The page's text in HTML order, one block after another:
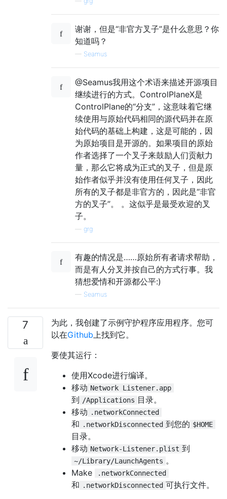
谢谢，但是“非官方叉子”是什么意思？你
知道吗？
— Seamus
@Seamus我用这个术语来描述开源项目
继续进行的方式。ControlPlaneX是
ControlPlane的“分支”，这意味着它继
续使用与原始代码相同的源代码并在原
始代码的基础上构建，这是可能的，因
为原始项目是开源的。如果项目的原始
作者选择了一个叉子来鼓励人们贡献力
量，那么它将成为正式的叉子，但是原
始作者似乎并没有使用任何叉子，因此
所有的叉子都是非官方的，因此是“非官
方的叉子”。 。这似乎是最受欢迎的叉
子。
grg
有趣的情况是……原始所有者请求帮助，
而是有人分叉并按自己的方式行事。我
猜想爱情和开源都公平:)
— Seamus
7
为此，我创建了示例守护程序应用程序。您可
以在Github 上找到它。
要使其运行：
使用Xcode进行编译。
移动 Network Listener.app
到 /Applications 目录。
移动 .networkConnected
和 .networkDisconnected 到您的 $HOME
目录。
移动 Network-Listener.plist 到
~/Library/LaunchAgents 。
Make
.networkConnected
和 .networkDisconnected 可执行文件。